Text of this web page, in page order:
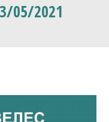
05/2021